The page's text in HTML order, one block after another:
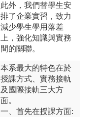
此外，我們替學生安
排了企業實習，致力
減少學生學用落差
上，強化知識與實務
間的關聯。
本系最大的特色在於
授課方式、實務接軌
及國際接軌三大方
面。
一、首先在授課方面: